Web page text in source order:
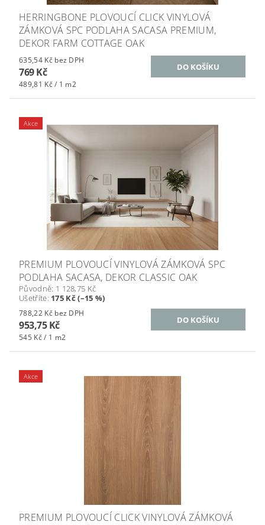
HERRINGBONE PLOVOUCÍ CLICK VINYLOVÁ
ZÁMKOVÁ SPC PODLAHA SACASA PREMIUM,
DEKOR FARM COTTAGE OAK
635,54 Kč bez DPH
769 Kč
489,81 Kč / 1 m2
Akce
PREMIUM PLOVOUCÍ VINYLOVÁ ZÁMKOVÁ SPC
PODLAHA SACASA, DEKOR CLASSIC OAK
Původně: 1 128,75 Kč
Ušetříte: 175 Kč (–15 %)
788,22 Kč bez DPH
953,75 Kč
545 Kč / 1 m2
Akce
PREMIUM PLOVOUCÍ CLICK VINYLOVÁ ZÁMKOVÁ